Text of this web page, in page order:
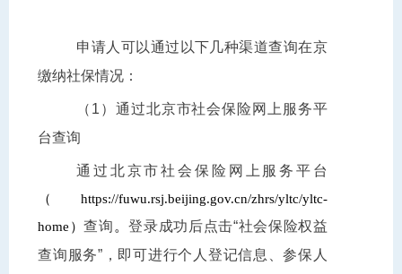
申请人可以通过以下几种渠道查询在京
缴纳社保情况：
（1）通过北京市社会保险网上服务平
台查询
通过北京市社会保险网上服务平台
（https://fuwu.rsj.beijing.gov.cn/zhrs/yltc/yltc-
home）查询 。登录成功后点击“社会保险权益
查询服务”，即可进行个人登记信息、参保人